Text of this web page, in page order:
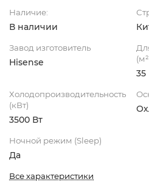
Наличие:
В наличии
Завод изготовитель
Hisense
35
Холодопроизводительность
(кВт)
3500 Вт
Ночной режим (Sleep)
Да
Все характеристики